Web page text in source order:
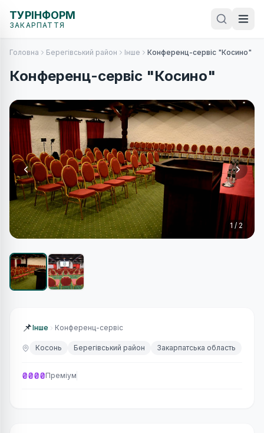
ТУРІНФОРМ
ЗАКАРПАТТЯ
Головна Берегівський район Інше Конференц-сервіс "Косино"
Конференц-сервіс "Косино"
1 / 2
📌Інше Конференц-сервіс
Косонь Берегівський район Закарпатська область
₴₴₴₴Преміум